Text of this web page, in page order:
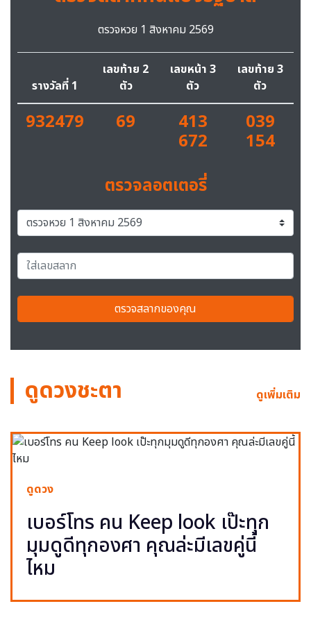
ตรวจหวย 1 สิงหาคม 2569
รางวัลที่ 1
เลขท้าย 2
ตัว
เลขหน้า 3
ตัว
เลขท้าย 3
ตัว
932479 69 413
672
039
154
ตรวจลอตเตอรี่
ตรวจสลากของคุณ
ดูดวงชะตา ดูเพิ่มเติม
ดูดวง
เบอร์โทร คน Keep look เป๊ะทุก
มุมดูดีทุกองศา คุณล่ะมีเลขคู่นี้
ไหม